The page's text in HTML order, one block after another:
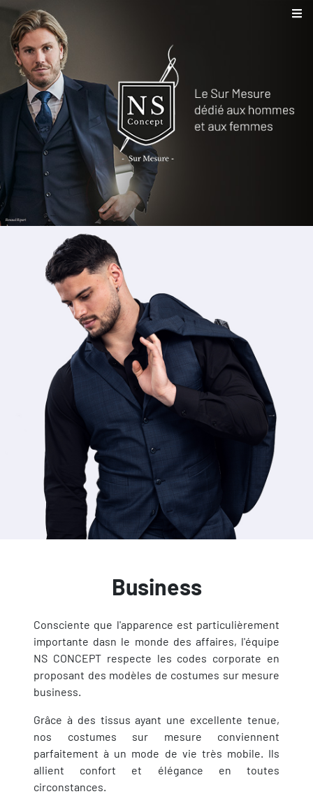
Business
Consciente que l'apparence est particulièrement
importante dasn le monde des affaires, l'équipe
NS CONCEPT respecte les codes corporate en
proposant des modèles de costumes sur mesure
business.
Grâce à des tissus ayant une excellente tenue,
nos costumes sur mesure conviennent
parfaitement à un mode de vie très mobile. Ils
allient confort et élégance en toutes
circonstances.